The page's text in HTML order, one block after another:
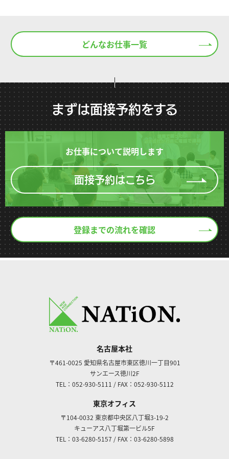
どんなお仕事一覧
まずは面接予約をする
お仕事について説明します
面接予約はこちら
登録までの流れを確認
名古屋本社
〒461-0025 愛知県名古屋市東区徳川一丁目901
サンエース徳川2F
TEL：052-930-5111 / FAX：052-930-5112
東京オフィス
〒104-0032 東京都中央区八丁堀3-19-2
キューアス八丁堀第一ビル5F
TEL：03-6280-5157 / FAX：03-6280-5898